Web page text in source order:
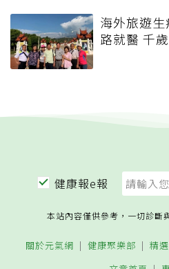
海外旅遊
路就醫 千
健康報e報
本站內容僅供參考，一切診斷
關於元氣網 健康聚樂部 精